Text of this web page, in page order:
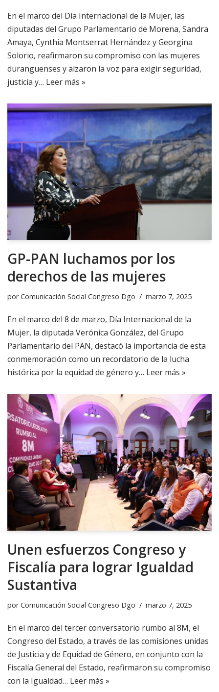
En el marco del Día Internacional de la Mujer, las
diputadas del Grupo Parlamentario de Morena, Sandra
Amaya, Cynthia Montserrat Hernández y Georgina
Solorio, reafirmaron su compromiso con las mujeres
duranguenses y alzaron la voz para exigir seguridad,
justicia y… Leer más »
GP-PAN luchamos por los
derechos de las mujeres
porComunicación Social Congreso Dgo marzo 7, 2025
En el marco del 8 de marzo, Día Internacional de la
Mujer, la diputada Verónica González, del Grupo
Parlamentario del PAN, destacó la importancia de esta
conmemoración como un recordatorio de la lucha
histórica por la equidad de género y… Leer más »
Unen esfuerzos Congreso y
Fiscalía para lograr Igualdad
Sustantiva
porComunicación Social Congreso Dgo marzo 7, 2025
En el marco del tercer conversatorio rumbo al 8M, el
Congreso del Estado, a través de las comisiones unidas
de Justicia y de Equidad de Género, en conjunto con la
Fiscalía General del Estado, reafirmaron su compromiso
con la Igualdad… Leer más »